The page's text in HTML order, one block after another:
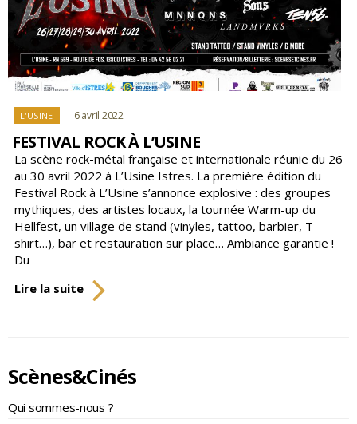
Scènes&Cinés
Qui sommes-nous ?
Catégories
L'USINE
FESTIVAL ROCK À L’USINE
6 avril 2022
La scène rock-métal française et internationale réunie du 26
au 30 avril 2022 à L’Usine Istres. La première édition du
Festival Rock à L’Usine s’annonce explosive : des groupes
mythiques, des artistes locaux, la tournée Warm-up du
Hellfest, un village de stand (vinyles, tattoo, barbier, T-
shirt…), bar et restauration sur place… Ambiance garantie !
Du
Lire la suiteFESTIVAL
ROCK